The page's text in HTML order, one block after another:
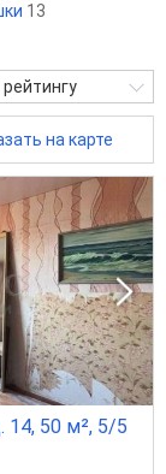
13
рейтингу
на карте
14, 50 м², 5/5